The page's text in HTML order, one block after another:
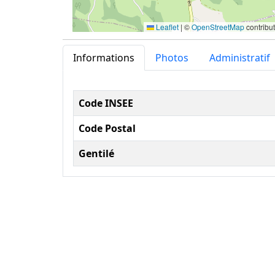
Leaflet | ©OpenStreetMap
Informations Photos Administratif
Informations
Code INSEE
Code Postal
Gentilé